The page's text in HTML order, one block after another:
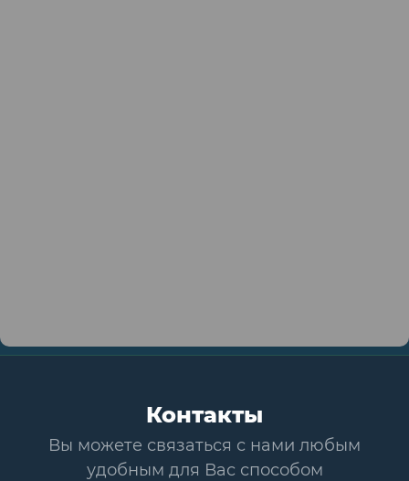
Контакты
Вы можете связаться с нами любым
удобным для Вас способом